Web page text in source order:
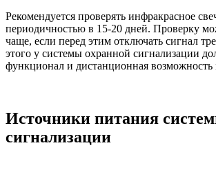
Рекомендуется проверять инфракрасное
периодичностью в 15-20 дней. Проверку
чаще, если перед этим отключать сигнал
этого у системы охранной сигнализации
функционал и дистанционная возможность
Источники питания
сигнализации